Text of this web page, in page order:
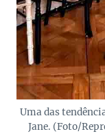
Uma das
Jane. (Foto/